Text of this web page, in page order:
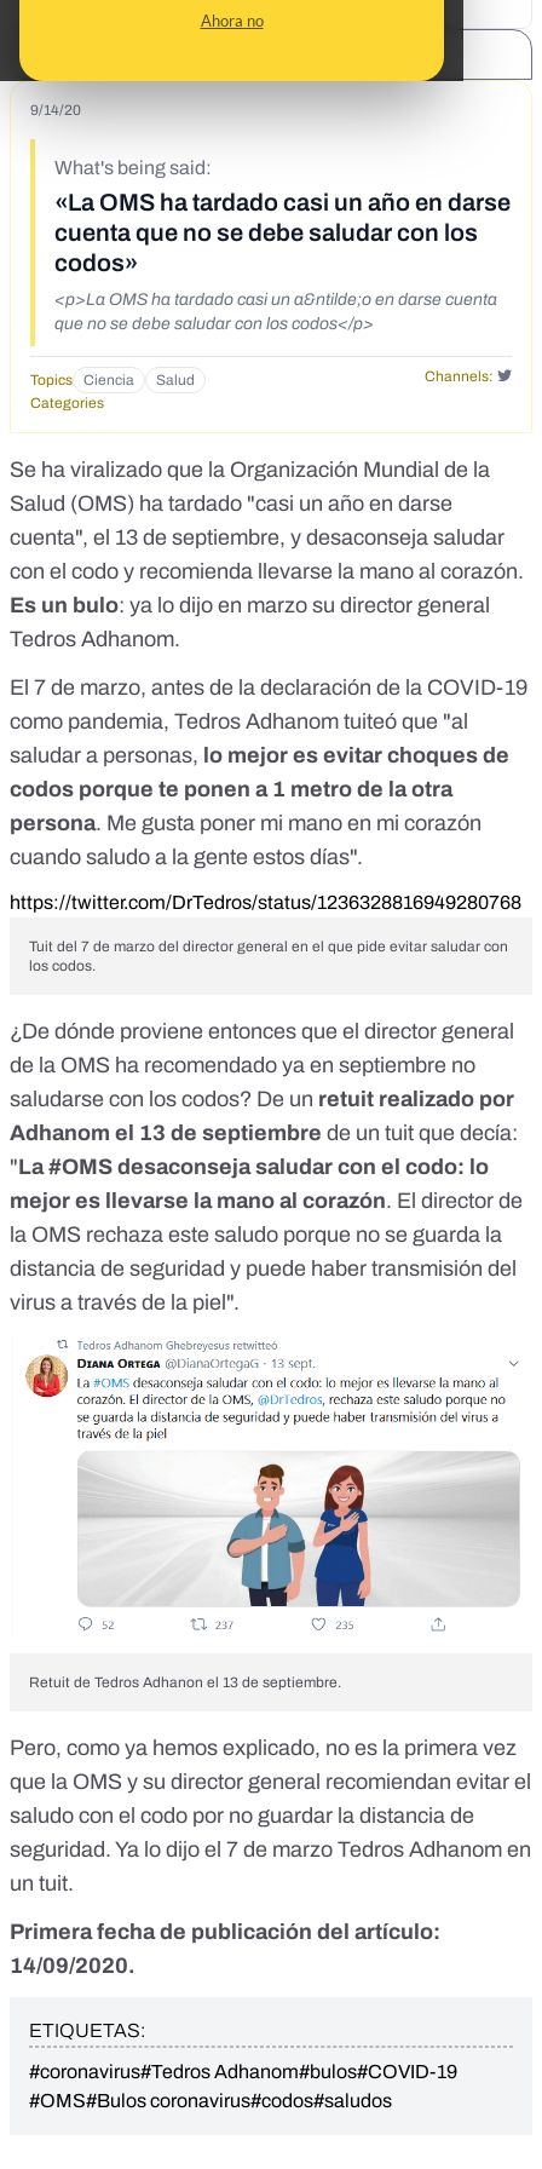
Ahora no
9/14/20
What's being said:
«La OMS ha tardado casi un año en darse
cuenta que no se debe saludar con los
codos»
<p>La OMS ha tardado casi un a&ntilde;o en darse cuenta
que no se debe saludar con los codos</p>
Topics Ciencia Salud
Channels:
Categories
Se ha viralizado que la Organización Mundial de la
Salud (OMS) ha tardado "casi un año en darse
cuenta", el 13 de septiembre, y desaconseja saludar
con el codo y recomienda llevarse la mano al corazón.
Es un bulo: ya lo dijo en marzo su director general
Tedros Adhanom.
El 7 de marzo, antes de la declaración de la COVID-19
como pandemia, Tedros Adhanom tuiteó que "al
saludar a personas, lo mejor es evitar choques de
codos porque te ponen a 1 metro de la otra
persona. Me gusta poner mi mano en mi corazón
cuando saludo a la gente estos días".
https://twitter.com/DrTedros/status/1236328816949280768
Tuit del 7 de marzo del director general en el que pide evitar saludar con
los codos.
¿De dónde proviene entonces que el director general
de la OMS ha recomendado ya en septiembre no
saludarse con los codos? De un retuit realizado por
Adhanom el 13 de septiembre de un tuit que decía:
"La #OMS desaconseja saludar con el codo: lo
mejor es llevarse la mano al corazón. El director de
la OMS rechaza este saludo porque no se guarda la
distancia de seguridad y puede haber transmisión del
virus a través de la piel".
Retuit de Tedros Adhanon el 13 de septiembre.
Pero, como ya hemos explicado, no es la primera vez
que la OMS y su director general recomiendan evitar el
saludo con el codo por no guardar la distancia de
seguridad. Ya lo dijo el 7 de marzo Tedros Adhanom en
un tuit.
Primera fecha de publicación del artículo:
14/09/2020.
ETIQUETAS:
#coronavirus#Tedros Adhanom#bulos#COVID-19
#OMS#Bulos coronavirus#codos#saludos